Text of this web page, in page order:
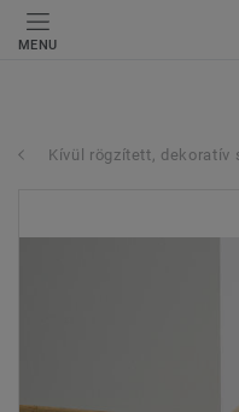
MENU
Kívül rögzített, dekoratív